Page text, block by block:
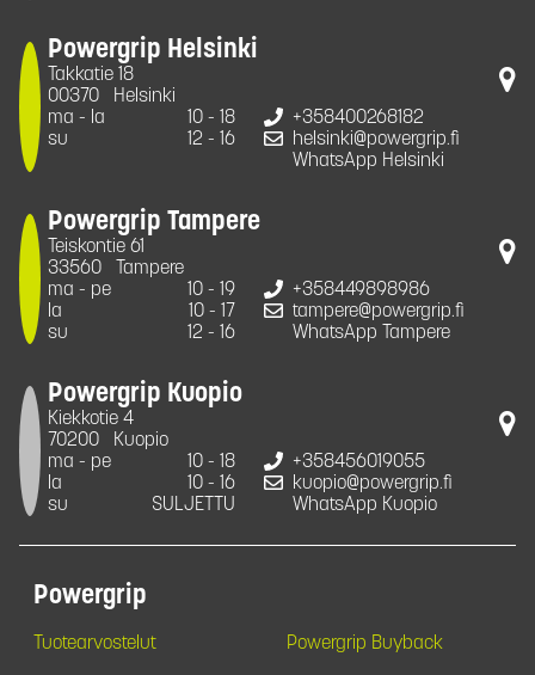
Powergrip Helsinki
Takkatie 18
00370
Helsinki
ma - la
10 - 18
su
12 - 16
+358400268182
helsinki@powergrip.fi
WhatsApp Helsinki
Powergrip Tampere
Teiskontie 61
33560
Tampere
ma - pe
10 - 19
la
10 - 17
su
12 - 16
+358449898986
tampere@powergrip.fi
WhatsApp Tampere
Powergrip Kuopio
Kiekkotie 4
70200
Kuopio
ma - pe
10 - 18
la
10 - 16
su
SULJETTU
+358456019055
kuopio@powergrip.fi
WhatsApp Kuopio
Powergrip
Tuotearvostelut Powergrip Buyback